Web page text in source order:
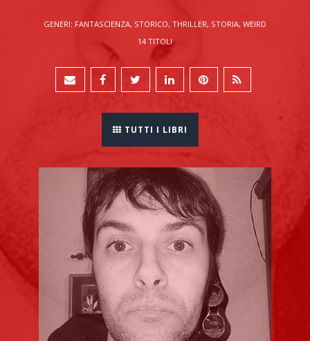
GENERI: FANTASCIENZA, STORICO, THRILLER, STORIA, WEIRD
14 TITOLI
TUTTI I LIBRI